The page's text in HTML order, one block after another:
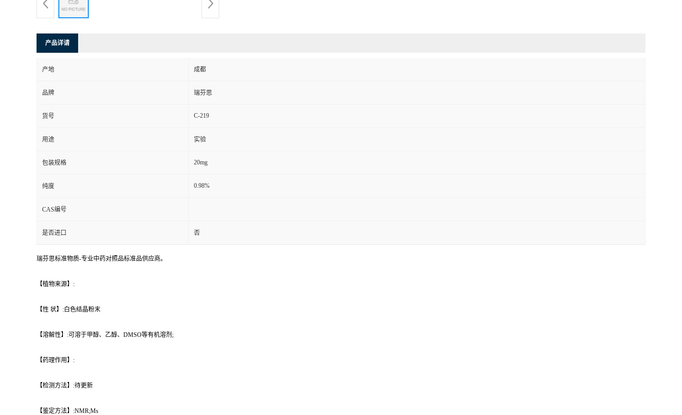
产品详请
产地 成都
品牌 瑞芬思
货号 C-219
用途 实验
包装规格 20mg
纯度 0.98%
CAS编号
是否进口 否
瑞芬思标准物质-专业中药对照品标准品供应商。
【植物来源】:
【性 状】:白色结晶粉末
【溶解性】:可溶于甲醇、乙醇、DMSO等有机溶剂;
【药理作用】:
【检测方法】:待更新
【鉴定方法】:NMR;Ms